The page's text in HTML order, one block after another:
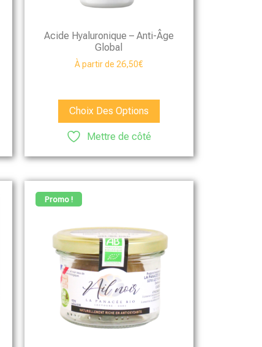
Acide Hyaluronique – Anti-Âge
Global
À partir de 26,50€
Choix Des Options
Mettre de côté
Promo !